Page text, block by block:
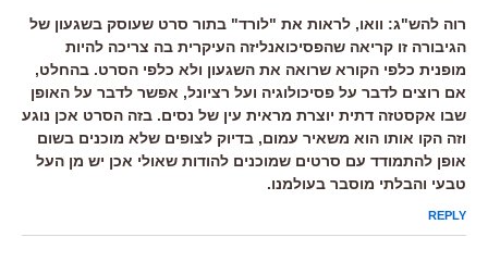
רוה להש"ג: וואו, לראות את "לורד" בתור סרט שעוסק בשגעון של
הגיבורה זו קריאה שהפסיכואנליזה העיקרית בה צריכה להיות
מופנית כלפי הקורא שרואה את השגעון ולא כלפי הסרט. בהחלט,
אם רוצים לדבר על פסיכולוגיה ועל רציונל, אפשר לדבר על האופן
שבו אקסטזה דתית יוצרת מראית עין של נסים. בזה הסרט אכן נוגע
וזה הקו אותו הוא משאיר עמום, בדיוק לצופים שלא מוכנים בשום
אופן להתמודד עם סרטים שמוכנים להודות שאולי אכן יש מן העל
טבעי והבלתי מוסבר בעולמנו.
REPLY